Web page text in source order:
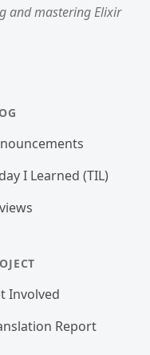
and mastering Elixir
I Learned (TIL)
Involved
Report